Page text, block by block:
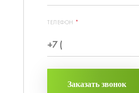
ТЕЛЕФОН *
Заказать звонок